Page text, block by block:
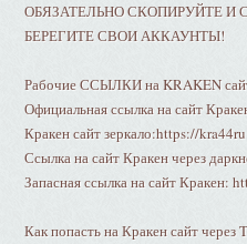
ОБЯЗАТЕЛЬНО СКОПИРУЙТЕ И
БЕРЕГИТЕ СВОИ АККАУНТЫ!
Рабочие ССЫЛКИ на KRAKEN
Официальная ссылка на сайт
Кракен сайт зеркало:https://
Ссылка на сайт Кракен через
Запасная ссылка на сайт Кракен:
Как попасть на Кракен сайт через